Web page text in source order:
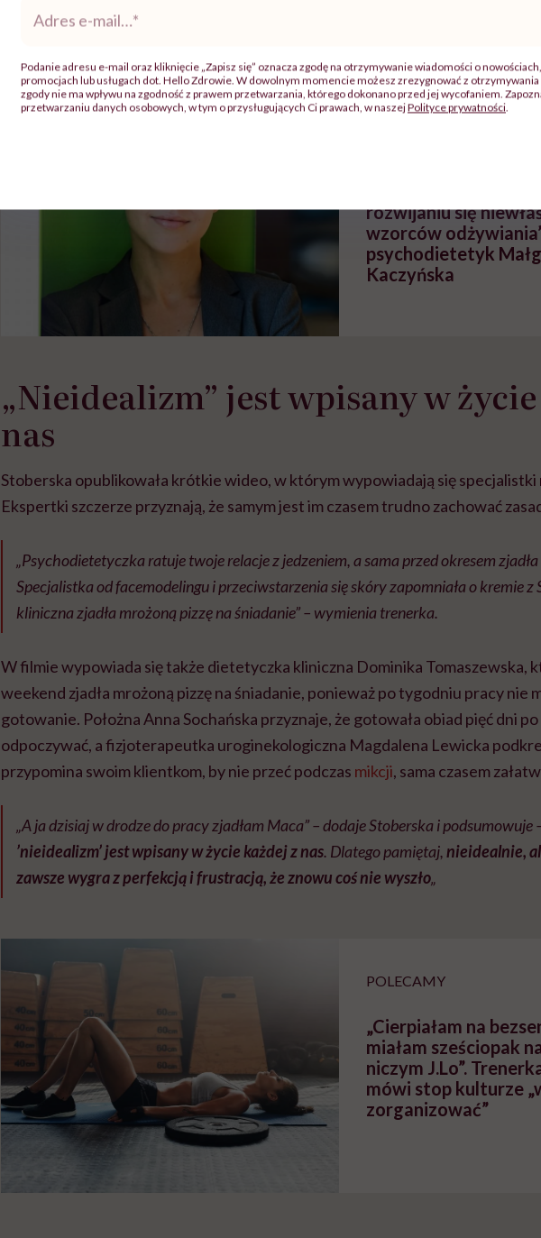
Nie móc zostać przy
chorym dziecku w szpitalu
w tym może chyba tylko
głupota i brak wyobraźni"
kobiet w ciąży na rynku
pracy
warsztat
ekspercki
„Perfekcjonizm jest
rozwijaniu się
wzorców
psychodietetyk
Kaczyńska
„Nieidealizm” jest wpisany w
nas
Stoberska opublikowała krótkie wideo, w którym wypowiadają się specjalistki
Ekspertki szczerze przyznają, że samym jest im czasem trudno zachować
„Psychodietetyczka ratuje twoje relacje z jedzeniem, a sama przed okresem zjadła
Specjalistka od facemodelingu i przeciwstarzenia się skóry zapomniała o kremie z
kliniczna zjadła mrożoną pizzę na śniadanie” – wymienia trenerka.
W filmie wypowiada się także dietetyczka kliniczna Dominika Tomaszewska,
weekend zjadła mrożoną pizzę na śniadanie, ponieważ po tygodniu pracy nie
gotowanie. Położna Anna Sochańska przyznaje, że gotowała obiad pięć dni
odpoczywać, a fizjoterapeutka uroginekologiczna Magdalena Lewicka
przypomina swoim klientkom, by nie przeć podczas mikcji, sama czasem
„A ja dzisiaj w drodze do pracy zjadłam Maca” – dodaje Stoberska i podsumowuje
’nieidealizm’ jest wpisany w życie każdej z nas. Dlatego pamiętaj,nieidealnie,
zawsze wygra z perfekcją i frustracją, że znowu coś nie wyszło„
POLECAMY
„Cierpiałam na
miałam sześciopak
niczym J.Lo”.
mówi stop kulturze
zorganizować”
mail*
Podanie adresu e-mail oraz kliknięcie „Zapisz się” oznacza zgodę na otrzymywanie wiadomości o
promocjach lub usługach dot. Hello Zdrowie. W dowolnym momencie możesz zrezygnować z
zgody nie ma wpływu na zgodność z prawem przetwarzania, którego dokonano przed jej wycofaniem.
przetwarzaniu danych osobowych, w tym o przysługujących Ci prawach, w naszejPolityce prywatności.